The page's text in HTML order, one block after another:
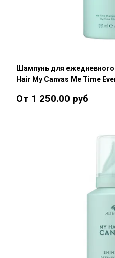
Шампунь для
Hair My Canvas Me Time
От 1 250.00 руб